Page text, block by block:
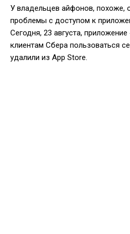
У владельцев айфонов, похоже,
проблемы с доступом к
Сегодня, 23 августа,
клиентам Сбера пользоваться
удалили из App Store.